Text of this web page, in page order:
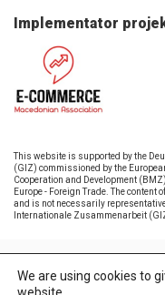
Implementator
This website is supported by the
(GIZ) commissioned by the
Cooperation and Development
Europe - Foreign Trade. The
and is not necessarily
Internationale Zusammenarbeit
We are using cookies to